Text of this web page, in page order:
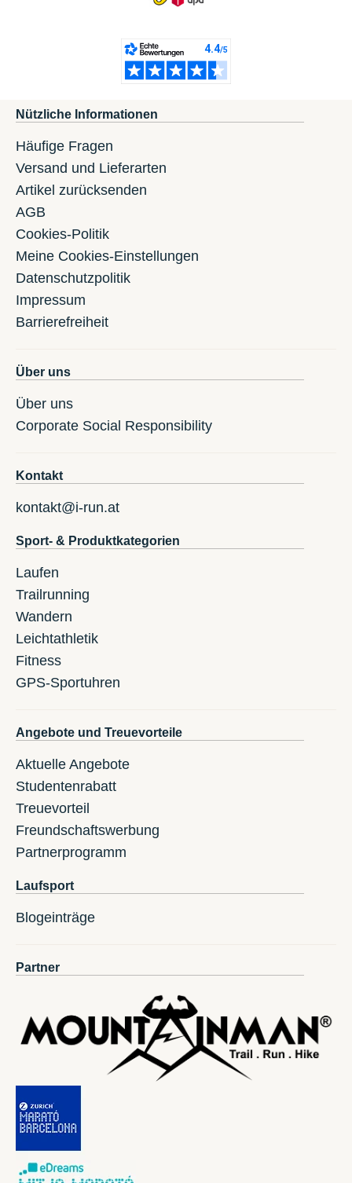
Nützliche Informationen
Häufige Fragen
Versand und Lieferarten
Artikel zurücksenden
AGB
Cookies-Politik
Meine Cookies-Einstellungen
Datenschutzpolitik
Impressum
Barrierefreiheit
Über uns
Über uns
Corporate Social Responsibility
Kontakt
kontakt@i-run.at
Sport- & Produktkategorien
Laufen
Trailrunning
Wandern
Leichtathletik
Fitness
GPS-Sportuhren
Angebote und Treuevorteile
Aktuelle Angebote
Studentenrabatt
Treuevorteil
Freundschaftswerbung
Partnerprogramm
Laufsport
Blogeinträge
Partner